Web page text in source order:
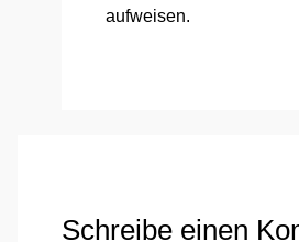
auf­wei­sen.
Schreibe einen